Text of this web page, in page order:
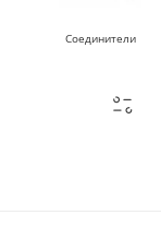
Соединители